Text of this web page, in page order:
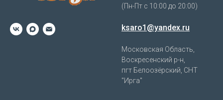
(Пн-Пт с 10:00 до 20:00)
ksaro1@yandex.ru
Московская Область,
Воскресенский р-н,
пгт Белоозёрский, СНТ
"Ирга"